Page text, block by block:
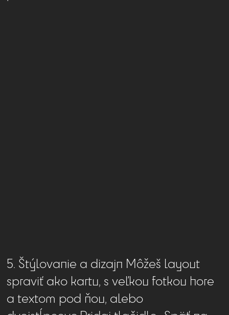
5. Štýlovanie a dizajn Môžeš layout
spraviť ako kartu, s veľkou fotkou hore
a textom pod ňou, alebo